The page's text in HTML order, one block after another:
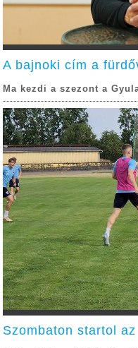
A bajnoki cím a
Ma kezdi a szezont a
Szombaton startol